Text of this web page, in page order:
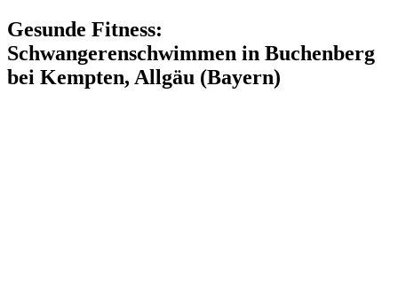
Gesunde Fitness:
Schwangerenschwimmen in Buchenberg
bei Kempten, Allgäu (Bayern)